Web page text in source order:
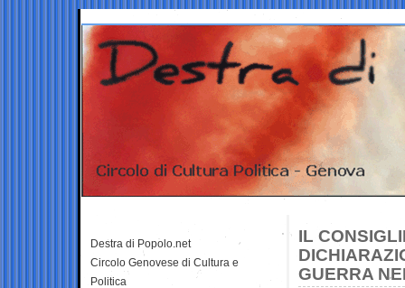
IL
GUERRA
Destra di Popolo.net
Circolo Genovese di Cultura e
Politica